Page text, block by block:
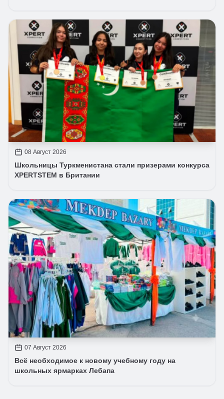
08 Август 2026
Школьницы Туркменистана стали призерами конкурса
XPERTSTEM в Британии
07 Август 2026
Всё необходимое к новому учебному году на
школьных ярмарках Лебапа